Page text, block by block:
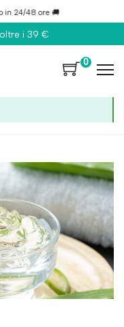
24/48 ore 🚚
i 39 €
0